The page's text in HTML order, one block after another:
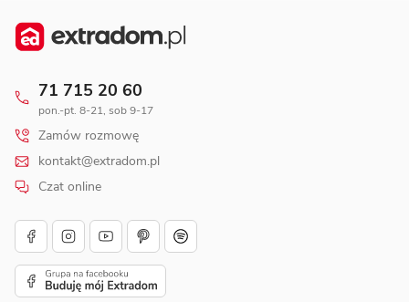
71 715 20 60
pon.-pt. 8-21, sob 9-17
Zamów rozmowę
kontakt@extradom.pl
Czat online